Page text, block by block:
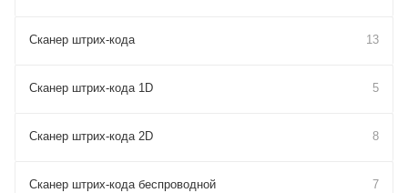
Сканер штрих-кода 13
Сканер штрих-кода 1D 5
Сканер штрих-кода 2D 8
Сканер штрих-кода беспроводной 7